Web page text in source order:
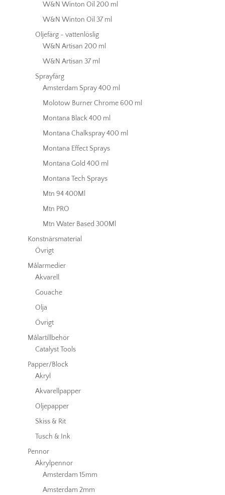
W&N Winton Oil 200 ml
W&N Winton Oil 37 ml
Oljefärg - vattenlöslig
W&N Artisan 200 ml
W&N Artisan 37 ml
Sprayfärg
Amsterdam Spray 400 ml
Molotow Burner Chrome 600 ml
Montana Black 400 ml
Montana Chalkspray 400 ml
Montana Effect Sprays
Montana Gold 400 ml
Montana Tech Sprays
Mtn 94 400Ml
Mtn PRO
Mtn Water Based 300Ml
Konstnärsmaterial
Övrigt
Målarmedier
Akvarell
Gouache
Olja
Övrigt
Målartillbehör
Catalyst Tools
Papper/Block
Akryl
Akvarellpapper
Oljepapper
Skiss & Rit
Tusch & Ink
Pennor
Akrylpennor
Amsterdam 15mm
Amsterdam 2mm